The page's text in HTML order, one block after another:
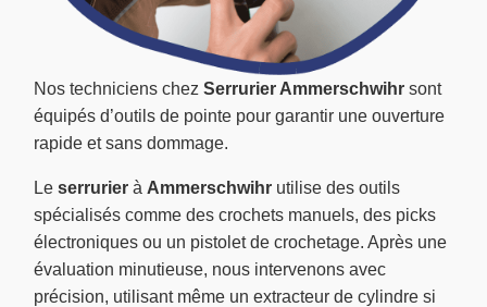
Nos techniciens chez Serrurier Ammerschwihr sont
équipés d’outils de pointe pour garantir une ouverture
rapide et sans dommage.
Le serrurier à Ammerschwihr utilise des outils
spécialisés comme des crochets manuels, des picks
électroniques ou un pistolet de crochetage. Après une
évaluation minutieuse, nous intervenons avec
précision, utilisant même un extracteur de cylindre si